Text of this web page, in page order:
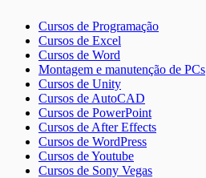
Cursos de Programação
Cursos de Excel
Cursos de Word
Montagem e manutenção de PCs
Cursos de Unity
Cursos de AutoCAD
Cursos de PowerPoint
Cursos de After Effects
Cursos de WordPress
Cursos de Youtube
Cursos de Sony Vegas